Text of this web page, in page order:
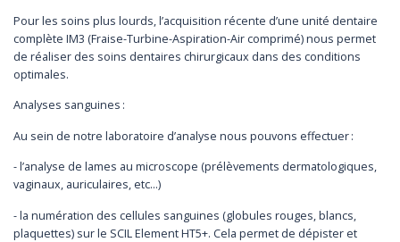
Pour les soins plus lourds, l’acquisition récente d’une unité dentaire
complète IM3 (Fraise-Turbine-Aspiration-Air comprimé) nous permet
de réaliser des soins dentaires chirurgicaux dans des conditions
optimales.
Analyses sanguines :
Au sein de notre laboratoire d’analyse nous pouvons effectuer :
- l’analyse de lames au microscope (prélèvements dermatologiques,
vaginaux, auriculaires, etc…)
- la numération des cellules sanguines (globules rouges, blancs,
plaquettes) sur le SCIL Element HT5+. Cela permet de dépister et